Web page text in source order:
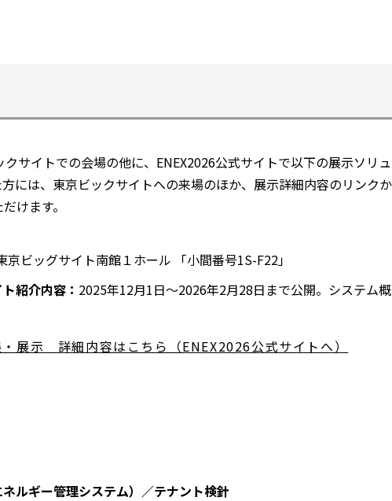
開
クサイトでの会場の他に、ENEX2026公式サイトで以下の展示ソリ
には、東京ビックサイトへの来場のほか、展示詳細内容のリンク
けます。
京ビッグサイト南館１ホール 「小間番号1S-F22」
紹介内容： 2025年12月1日～2026年2月28日まで公開。システム概
展示 詳細内容はこちら（ENEX2026公式サイトへ）
別
ルギー管理システム）／テナント検針